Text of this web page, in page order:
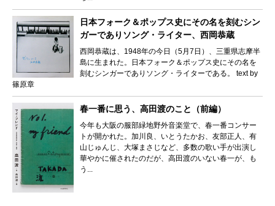
日本フォーク＆ポップス史にその名を刻むシン
ガーでありソング・ライター、西岡恭蔵
西岡恭蔵は、1948年の今日（5月7日）、三重県志摩半
島に生まれた。日本フォーク＆ポップス史にその名を
刻むシンガーでありソング・ライターである。 text by
篠原章
春一番に思う、高田渡のこと（前編）
今年も大阪の服部緑地野外音楽堂で、春一番コンサー
トが開かれた。加川良、いとうたかお、友部正人、有
山じゅんじ、大塚まさじなど、多数の歌い手が出演し
華やかに催されたのだが、高田渡のいない春一が、も
う...